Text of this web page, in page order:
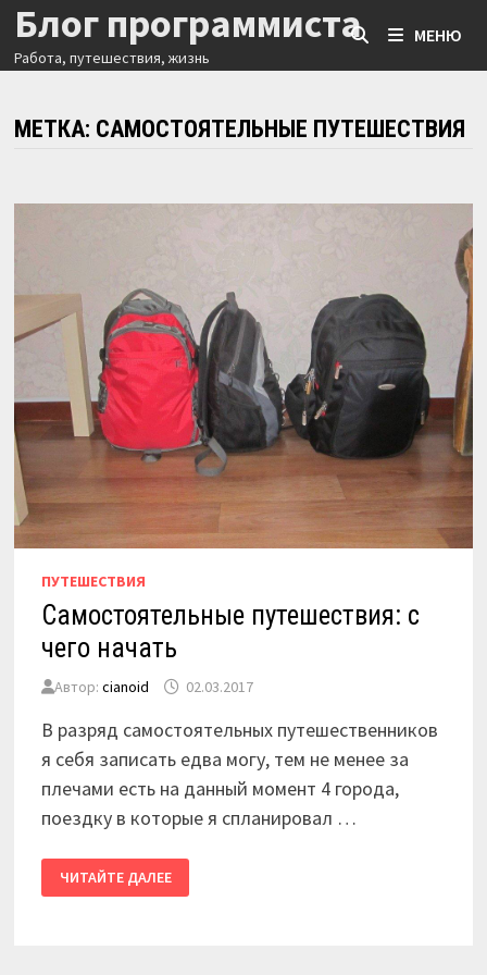
Перейти
содержимому
Блог программиста
Работа, путешествия, жизнь
МЕНЮ
МЕТКА: САМОСТОЯТЕЛЬНЫЕ ПУТЕШЕСТВИЯ
ПУТЕШЕСТВИЯ
Самостоятельные путешествия: с
чего начать
Автор: cianoid 02.03.2017
В разряд самостоятельных путешественников
я себя записать едва могу, тем не менее за
плечами есть на данный момент 4 города,
поездку в которые я спланировал …
САМОСТОЯТЕЛЬНЫЕ
ПУТЕШЕСТВИЯ:
С
ЧИТАЙТЕ ДАЛЕЕ